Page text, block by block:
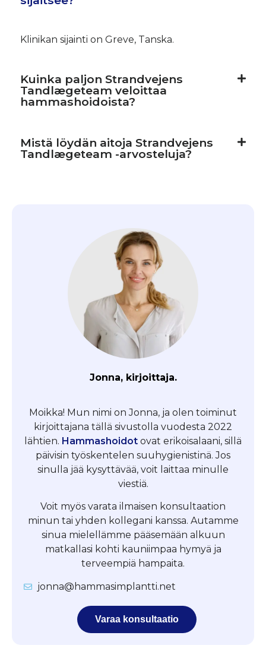
Klinikan sijainti on Greve, Tanska.
Kuinka paljon Strandvejens
Tandlægeteam veloittaa
hammashoidoista?
Mistä löydän aitoja Strandvejens
Tandlægeteam -arvosteluja?
Jonna, kirjoittaja.
Moikka! Mun nimi on Jonna, ja olen toiminut
kirjoittajana tällä sivustolla vuodesta 2022
lähtien. Hammashoidot ovat erikoisalaani, sillä
päivisin työskentelen suuhygienistinä. Jos
sinulla jää kysyttävää, voit laittaa minulle
viestiä.
Voit myös varata ilmaisen konsultaation
minun tai yhden kollegani kanssa. Autamme
sinua mielellämme pääsemään alkuun
matkallasi kohti kauniimpaa hymyä ja
terveempiä hampaita.
jonna@hammasimplantti.net
Varaa konsultaatio